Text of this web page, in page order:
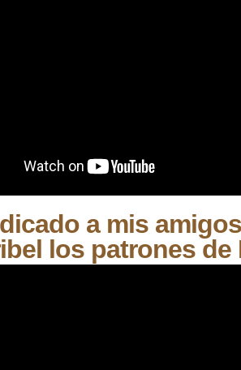
a mis
los patrones de